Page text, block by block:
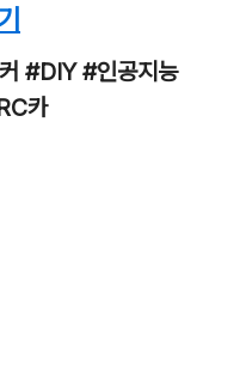
#DIY #인공지능
카